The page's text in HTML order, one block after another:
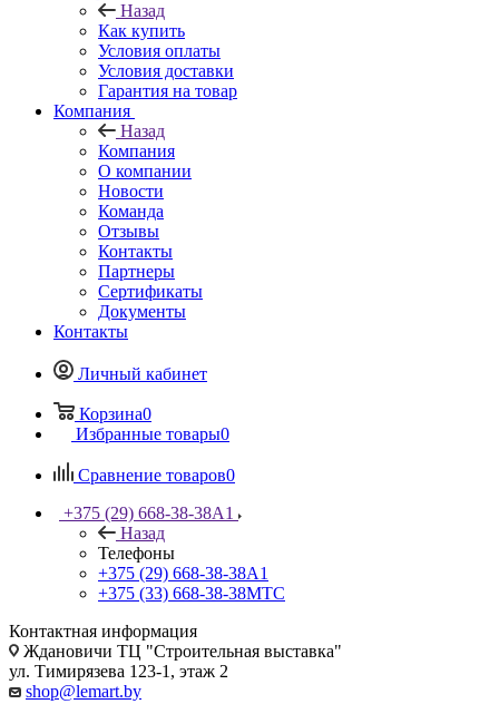
Назад
Как купить
Условия оплаты
Условия доставки
Гарантия на товар
Компания
Назад
Компания
О компании
Новости
Команда
Отзывы
Контакты
Партнеры
Сертификаты
Документы
Контакты
Личный кабинет
Корзина0
Избранные товары0
Сравнение товаров0
+375 (29) 668-38-38A1
Назад
Телефоны
+375 (29) 668-38-38A1
+375 (33) 668-38-38МТС
Контактная информация
Ждановичи ТЦ "Строительная выставка"
ул. Тимирязева 123-1, этаж 2
shop@lemart.by